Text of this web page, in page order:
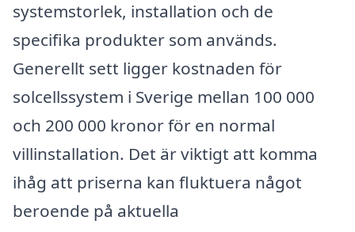
systemstorlek, installation och de
specifika produkter som används.
Generellt sett ligger kostnaden för
solcellssystem i Sverige mellan 100 000
och 200 000 kronor för en normal
villinstallation. Det är viktigt att komma
ihåg att priserna kan fluktuera något
beroende på aktuella